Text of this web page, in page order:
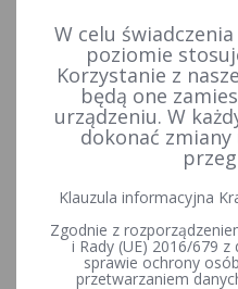
Wybory samorządowe i referenda lokalne
Wybory uzupełniające
Wybory uzupełniające do Rady Gminy Suchy Dąb w okręgu wyborczym nr 5 zarządzone na dzień 12 kwietnia 2026 r.
Wybory
Gminy Suchy
wyborczym nr
W celu
poziomie
Korzystanie z
będą one
urządzeniu. W
dokonać
Klauzula informacyjna
Zgodnie z
i Rady (UE) 2016/679
sprawie ochrony
przetwarzaniem